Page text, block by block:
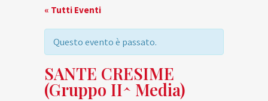
« Tutti Eventi
Questo evento è passato.
SANTE CRESIME
(Gruppo II^ Media)